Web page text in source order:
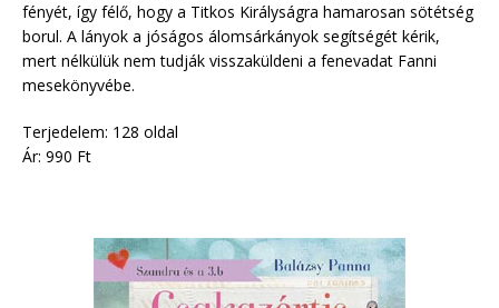
fényét, így félő, hogy a Titkos Királyságra hamarosan sötétség
borul. A lányok a jóságos álomsárkányok segítségét kérik,
mert nélkülük nem tudják visszaküldeni a fenevadat Fanni
mesekönyvébe.
Terjedelem: 128 oldal
Ár: 990 Ft